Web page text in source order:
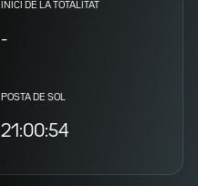
INICI DE LA TOTALITAT
-
POSTA DE SOL
21:00:54